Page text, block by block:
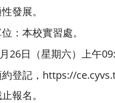
發展。
：本校實習處。
26日（星期六）上午
登記，https://
報名。